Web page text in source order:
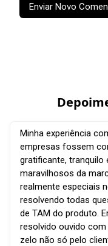
Enviar Novo
Minha experiência
empresas fossem
gratificante, tranquilo
maravilhosos da
realmente especiais
resolvendo todas
de TAM do produto.
resolvido ouvido com
zelo não só pelo